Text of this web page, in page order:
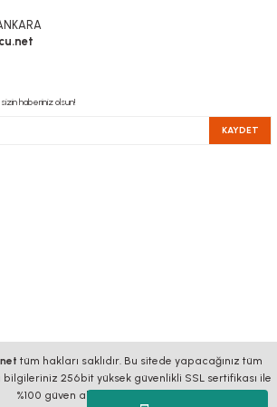
haberiniz olsun!
KAYDET
tüm hakları saklıdır. Bu sitede yapacağınız tüm
bilgileriniz 256bit yüksek güvenlikli SSL sertifikası ile
%100 güven altındadır.